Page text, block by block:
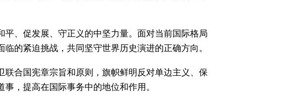
、促发展、守正义的中坚力量。面对当前国际格局
的紧迫挑战，共同坚守世界历史演进的正确方向。
合国宪章宗旨和原则，旗帜鲜明反对单边主义、保
，提高在国际事务中的地位和作用。